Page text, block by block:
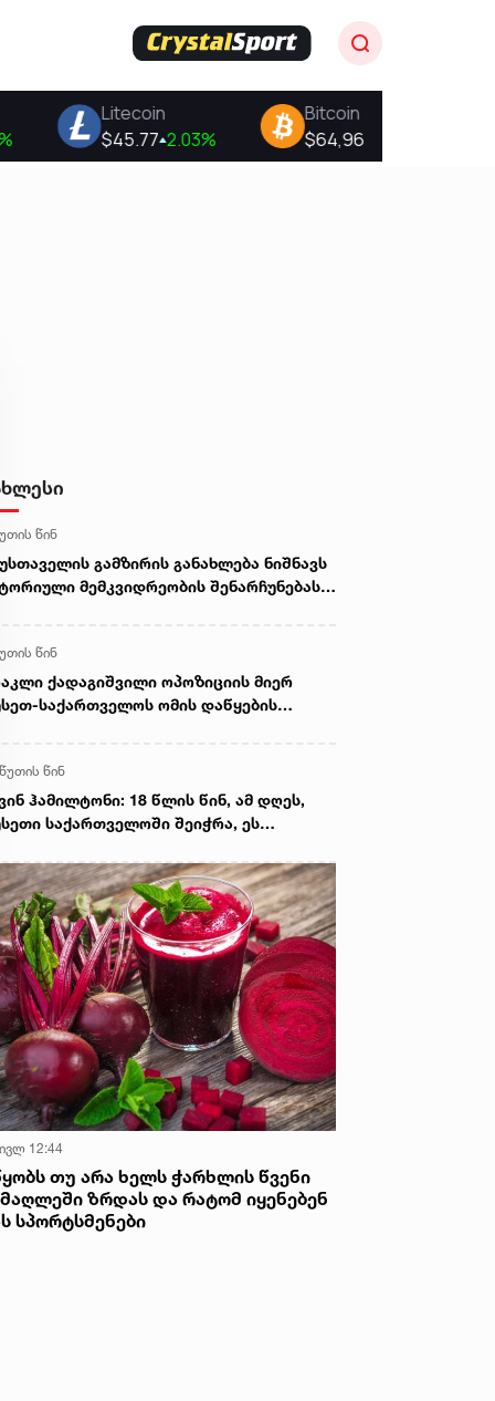
წინ
გამზირის განახლება ნიშნავს
მემკვიდრეობის შენარჩუნებას,
- ზურაბ აბაშიძე
წინ
ქადაგიშვილი ოპოზიციის მიერ
საქართველოს ომის დაწყების
დანაშაულებრივი პოლიტიკის
და გამართლება უნდათ
წინ
ჰამილტონი: 18 წლის წინ, ამ დღეს,
საქართველოში შეიჭრა, ეს
შემდგომი ოკუპაცია დღესაც
უკანონო და მიუღებელია, როგორც
წელს იყო
12:44
თუ არა ხელს ჭარხლის წვენი
ზრდას და რატომ იყენებენ
სპორტსმენები